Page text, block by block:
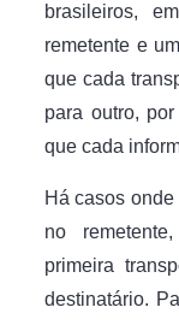
brasileiros,
remetente e
que cada
para outro,
que cada
Há casos
no
primeira
destinatário.